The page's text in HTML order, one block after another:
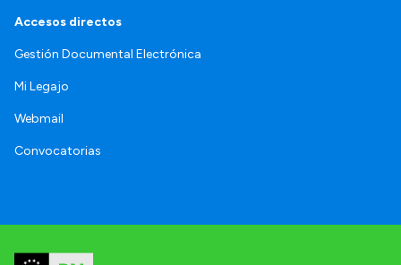
Accesos directos
Gestión Documental Electrónica
Mi Legajo
Webmail
Convocatorias